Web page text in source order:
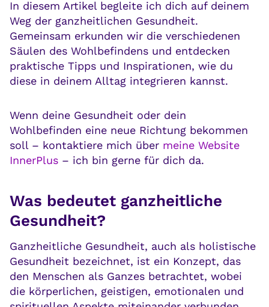
In diesem Artikel begleite ich dich auf deinem
Weg der ganzheitlichen Gesundheit.
Gemeinsam erkunden wir die verschiedenen
Säulen des Wohlbefindens und entdecken
praktische Tipps und Inspirationen, wie du
diese in deinem Alltag integrieren kannst.
Wenn deine Gesundheit oder dein
Wohlbefinden eine neue Richtung bekommen
soll – kontaktiere mich über meine Website
InnerPlus – ich bin gerne für dich da.
Was bedeutet ganzheitliche
Gesundheit?
Ganzheitliche Gesundheit, auch als holistische
Gesundheit bezeichnet, ist ein Konzept, das
den Menschen als Ganzes betrachtet, wobei
die körperlichen, geistigen, emotionalen und